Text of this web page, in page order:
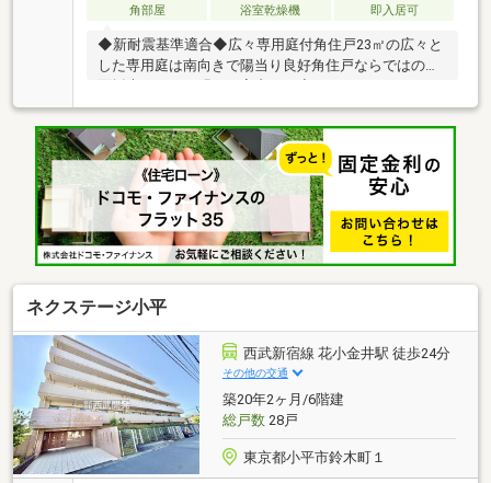
角部屋
浴室乾燥機 即入居可
◆新耐震基準適合◆広々専用庭付角住戸23㎡の広々と
した専用庭は南向きで陽当り良好角住戸ならではの三
面採光につき、明るい室内です◆３LDK＋Ｓ＋
WICService Roomは約４．５帖 お部屋として使用
することも可能です全居室収納有、WIC・床下収納も
付いているので大容量収納実現◆新規内装リノベーシ
ョン×新品家具付き新規内装に合わせてセレクトされ
た新品家具はプレゼント生活を豊かにする充実した設
備付帯食洗器・浄水器付きシステムキッチン、浴室乾
燥機・追い焚き機能付きUB◆２０２４年大規模修繕工
事実施済◆住宅ローン利用で月々９７，４２６円から
ネクステージ小平
西武新宿線 花小金井駅 徒歩24分
その他の交通
築20年2ヶ月/6階建
総戸数28戸
東京都小平市鈴木町１